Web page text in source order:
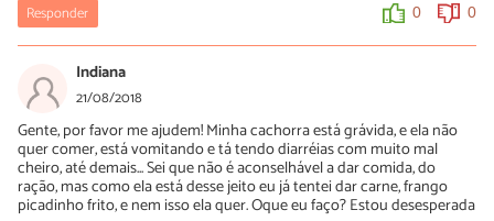
Responder 0 0
Indiana
21/08/2018
Gente, por favor me ajudem! Minha cachorra está grávida, e ela não
quer comer, está vomitando e tá tendo diarréias com muito mal
cheiro, até demais... Sei que não é aconselhável a dar comida, do
ração, mas como ela está desse jeito eu já tentei dar carne, frango
picadinho frito, e nem isso ela quer. Oque eu faço? Estou desesperada